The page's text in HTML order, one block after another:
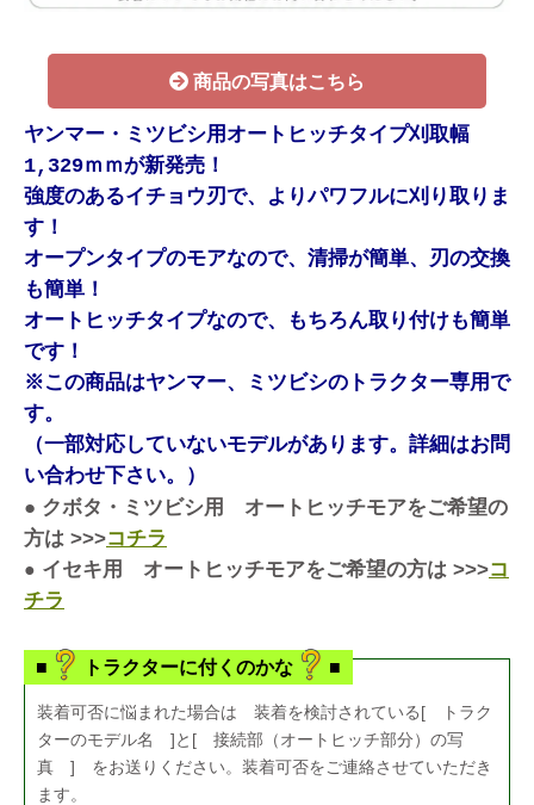
商品の写真はこちら
ヤンマー・ミツビシ用オートヒッチタイプ刈取幅
1,329ｍｍが新発売！
強度のあるイチョウ刃で、よりパワフルに刈り取りま
す！
オープンタイプのモアなので、清掃が簡単、刃の交換
も簡単！
オートヒッチタイプなので、もちろん取り付けも簡単
です！
※この商品はヤンマー、ミツビシのトラクター専用で
す。
（一部対応していないモデルがあります。詳細はお問
い合わせ下さい。）
● クボタ・ミツビシ用 オートヒッチモアをご希望の
方は >>>コチラ
● イセキ用 オートヒッチモアをご希望の方は >>>コ
チラ
■ トラクターに付くのかな ■
装着可否に悩まれた場合は 装着を検討されている[ トラク
ターのモデル名 ]と[ 接続部（オートヒッチ部分）の写
真 ] をお送りください。装着可否をご連絡させていただき
ます。